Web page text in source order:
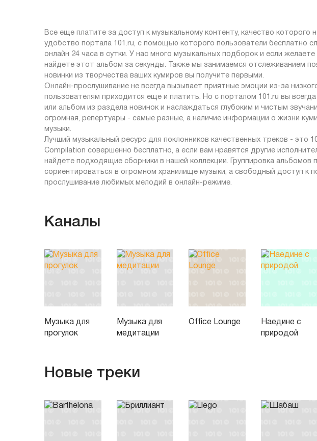
Все еще платите за доступ к музыкальному контенту, качество которого
удобство портала 101.ru, с помощью которого пользователи бесплатно
онлайн 24 часа в сутки. У нас много музыкальных подборок и если
найдете этот альбом за секунды. Также мы занимаемся отслеживанием
новинки из творчества ваших кумиров вы получите первыми.
Онлайн-прослушивание не всегда вызывает приятные эмоции из-за
пользователям приходится еще и платить. Но с порталом 101.ru вы
или альбом из раздела новинок и наслаждаться глубоким и чистым
огромная, репертуары - самые разные, а наличие информации о жизни
музыки.
Лучший музыкальный ресурс для поклонников качественных треков - это
Compilation совершенно бесплатно, а если вам нравятся другие
найдете подходящие сборники в нашей коллекции. Группировка
сориентироваться в огромном хранилище музыки, а свободный доступ к
прослушивание любимых мелодий в онлайн-режиме.
Каналы
Музыка для
прогулок
Музыка для
медитации
Office Lounge
Наедине с
природой
Новые треки